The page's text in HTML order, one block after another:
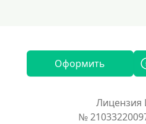
Оформить
Лицензия
№